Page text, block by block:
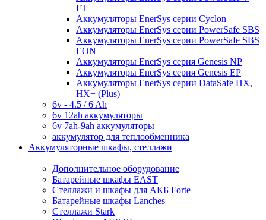
FT
Аккумуляторы EnerSys серии Cyclon
Аккумуляторы EnerSys серии PowerSafe SBS
Аккумуляторы EnerSys серии PowerSafe SBS
EON
Аккумуляторы EnerSys серия Genesis NP
Аккумуляторы EnerSys серия Genesis EP
Аккумуляторы EnerSys серии DataSafe HX,
HX+ (Plus)
6v - 4.5 / 6 Ah
6v 12ah аккумуляторы
6v 7ah-9ah аккумуляторы
аккумулятор для теплообменника
Аккумуляторные шкафы, стеллажи
Дополнительное оборудование
Батарейные шкафы EAST
Стеллажи и шкафы для АКБ Forte
Батарейные шкафы Lanches
Стеллажи Stark